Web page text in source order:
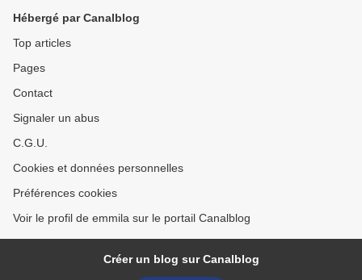
Hébergé par Canalblog
Top articles
Pages
Contact
Signaler un abus
C.G.U.
Cookies et données personnelles
Préférences cookies
Voir le profil de emmila sur le portail Canalblog
Créer un blog sur Canalblog